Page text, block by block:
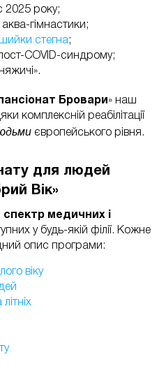
2025 року;
гімнастики;
стегна;
COVID-синдрому;
Бровари » наш
комплексній реабілітації
європейського рівня.
для людей
Вік»
спектр медичних і
у будь-якій філії. Кожне
опис програми:
віку